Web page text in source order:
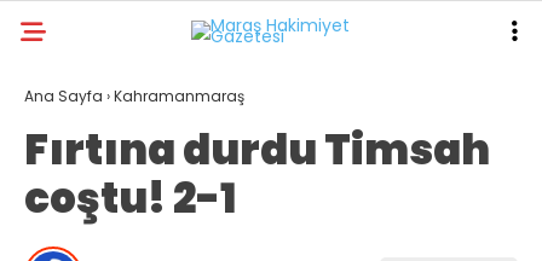
GALERİ VİDEO YAZARLAR
ANA SAYFA
KAHRAMANMARAŞ
Ana Sayfa ›Kahramanmaraş
Fırtına durdu Timsah
coştu! 2-1